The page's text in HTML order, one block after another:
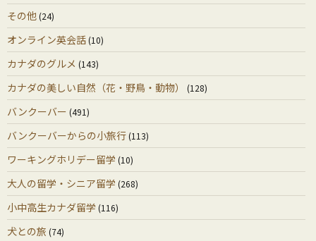
その他(24)
オンライン英会話(10)
カナダのグルメ (143)
カナダの美しい自然（花・野鳥・動物） (128)
バンクーバー (491)
バンクーバーからの小旅行(113)
ワーキングホリデー留学 (10)
大人の留学・シニア留学 (268)
小中高生カナダ留学 (116)
犬との旅 (74)